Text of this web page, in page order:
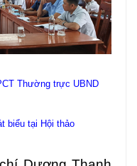
Thường trực UBND
biểu tại Hội thảo